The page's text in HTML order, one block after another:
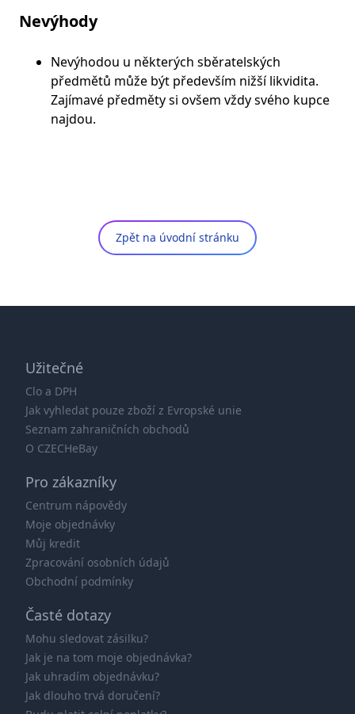
Nevýhody
Nevýhodou u některých sběratelských
předmětů může být především nižší likvidita.
Zajímavé předměty si ovšem vždy svého kupce
najdou.
Zpět na úvodní stránku
Užitečné
Clo a DPH
Jak vyhledat pouze zboží z Evropské unie
Seznam zahraničních obchodů
O CZECHeBay
Pro zákazníky
Centrum nápovědy
Moje objednávky
Můj kredit
Zpracování osobních údajů
Obchodní podmínky
Časté dotazy
Mohu sledovat zásilku?
Jak je na tom moje objednávka?
Jak uhradím objednávku?
Jak dlouho trvá doručení?